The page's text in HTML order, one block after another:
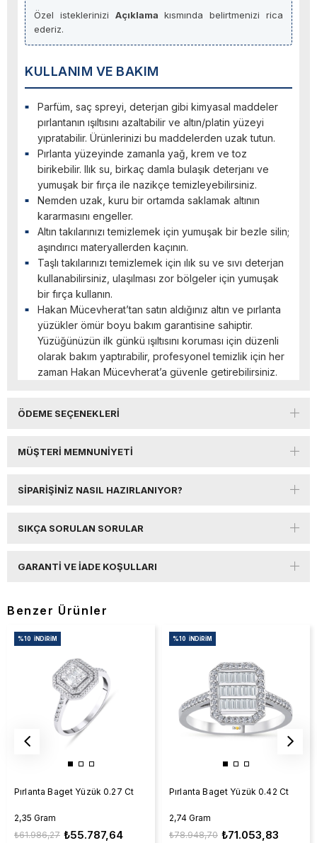
Özel isteklerinizi Açıklama kısmında belirtmenizi rica
ederiz.
KULLANIM VE BAKIM
Parfüm, saç spreyi, deterjan gibi kimyasal maddeler
pırlantanın ışıltısını azaltabilir ve altın/platin yüzeyi
yıpratabilir. Ürünlerinizi bu maddelerden uzak tutun.
Pırlanta yüzeyinde zamanla yağ, krem ve toz
birikebilir. Ilık su, birkaç damla bulaşık deterjanı ve
yumuşak bir fırça ile nazikçe temizleyebilirsiniz.
Nemden uzak, kuru bir ortamda saklamak altının
kararmasını engeller.
Altın takılarınızı temizlemek için yumuşak bir bezle silin;
aşındırıcı materyallerden kaçının.
Taşlı takılarınızı temizlemek için ılık su ve sıvı deterjan
kullanabilirsiniz, ulaşılması zor bölgeler için yumuşak
bir fırça kullanın.
Hakan Mücevherat’tan satın aldığınız altın ve pırlanta
yüzükler ömür boyu bakım garantisine sahiptir.
Yüzüğünüzün ilk günkü ışıltısını koruması için düzenli
olarak bakım yaptırabilir, profesyonel temizlik için her
zaman Hakan Mücevherat’a güvenle getirebilirsiniz.
ÖDEME SEÇENEKLERI
MÜŞTERI MEMNUNIYETI
SIPARIŞINIZ NASIL HAZIRLANIYOR?
SIKÇA SORULAN SORULAR
GARANTI VE İADE KOŞULLARI
Benzer Ürünler
Pırlanta Baget Yüzük 0.27 Ct
2,35 Gram
₺55.787,64
₺61.986,27
%10 İNDIRIM
Pırlanta Baget Yüzük 0.42 Ct
2,74 Gram
₺71.053,83
₺78.948,70
%10 İNDIRIM